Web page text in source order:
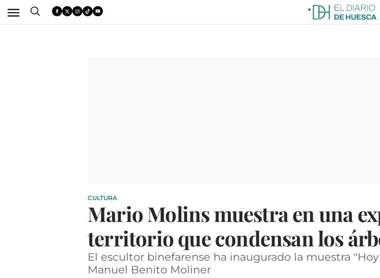
CULTURA
Mario Molins muestra en una
territorio que condensan los
El escultor binefarense ha inaugurado la muestra
Manuel Benito Moliner